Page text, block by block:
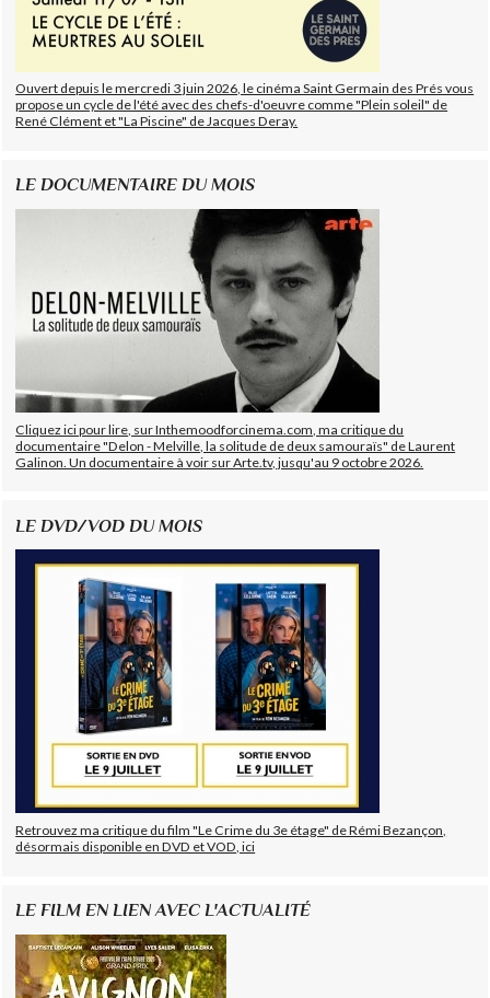
Ouvert depuis le mercredi 3 juin 2026, le cinéma Saint Germain des Prés vous
propose un cycle de l'été avec des chefs-d'oeuvre comme "Plein soleil" de
René Clément et "La Piscine" de Jacques Deray.
LE DOCUMENTAIRE DU MOIS
Cliquez ici pour lire, sur Inthemoodforcinema.com, ma critique du
documentaire "Delon - Melville, la solitude de deux samouraïs" de Laurent
Galinon. Un documentaire à voir sur Arte.tv, jusqu'au 9 octobre 2026.
LE DVD/VOD DU MOIS
Retrouvez ma critique du film "Le Crime du 3e étage" de Rémi Bezançon,
désormais disponible en DVD et VOD, ici
LE FILM EN LIEN AVEC L'ACTUALITÉ